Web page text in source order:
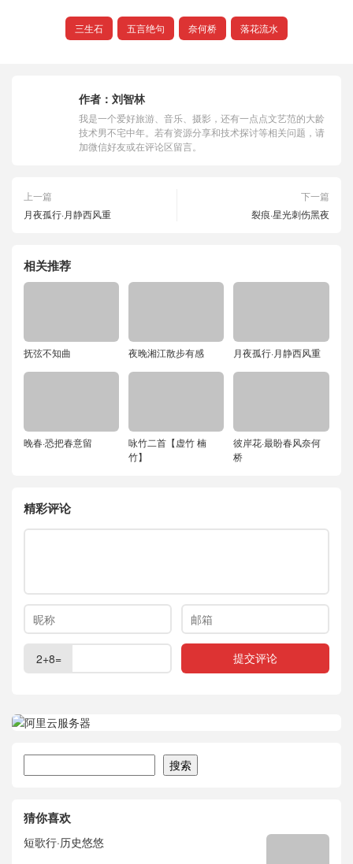
三生石 五言绝句 奈何桥 落花流水
作者： 刘智林
我是一个爱好旅游、音乐、摄影，还有一点点文艺范的大龄
技术男不宅中年。若有资源分享和技术探讨等相关问题，请
加微信好友或在评论区留言。
上一篇
月夜孤行·月静西风重
下一篇
裂痕·星光刺伤黑夜
相关推荐
抚弦不知曲 夜晚湘江散步有感 月夜孤行·月静西风重
晚春·恐把春意留
咏竹二首【虚竹 楠
竹】
彼岸花·最盼春风奈何
桥
精彩评论
2+8=
搜索
猜你喜欢
短歌行·历史悠悠